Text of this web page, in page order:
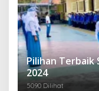
Pilihan Terbaik
2024
5090 Dilihat